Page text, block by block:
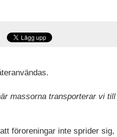
massorna transporterar vi till
föroreningar inte sprider sig,